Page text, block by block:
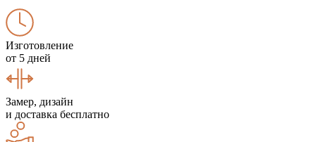
Изготовление
от 5 дней
Замер, дизайн
и доставка бесплатно